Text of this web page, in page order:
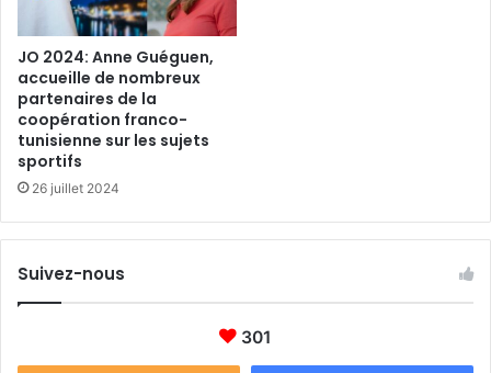
JO 2024: Anne Guéguen,
accueille de nombreux
partenaires de la
coopération franco-
tunisienne sur les sujets
sportifs
26 juillet 2024
Suivez-nous
301